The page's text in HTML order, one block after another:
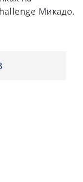
Микадо.